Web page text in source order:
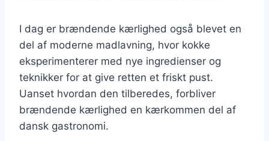
I dag er brændende kærlighed også blevet en
del af moderne madlavning, hvor kokke
eksperimenterer med nye ingredienser og
teknikker for at give retten et friskt pust.
Uanset hvordan den tilberedes, forbliver
brændende kærlighed en kærkommen del af
dansk gastronomi.